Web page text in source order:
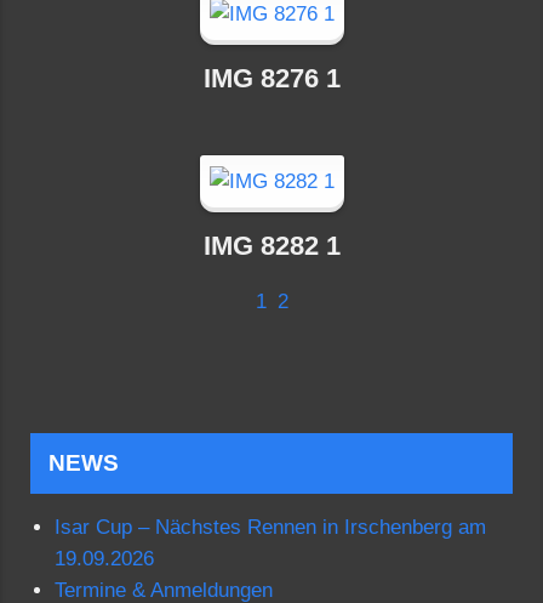
IMG 8276 1
IMG 8282 1
1 2
NEWS
Isar Cup – Nächstes Rennen in Irschenberg am
19.09.2026
Termine & Anmeldungen